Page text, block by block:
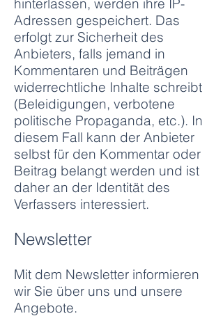
hinterlassen, werden ihre IP-
Adressen gespeichert. Das
erfolgt zur Sicherheit des
Anbieters, falls jemand in
Kommentaren und Beiträgen
widerrechtliche Inhalte schreibt
(Beleidigungen, verbotene
politische Propaganda, etc.). In
diesem Fall kann der Anbieter
selbst für den Kommentar oder
Beitrag belangt werden und ist
daher an der Identität des
Verfassers interessiert.
Newsletter
Mit dem Newsletter informieren
wir Sie über uns und unsere
Angebote.